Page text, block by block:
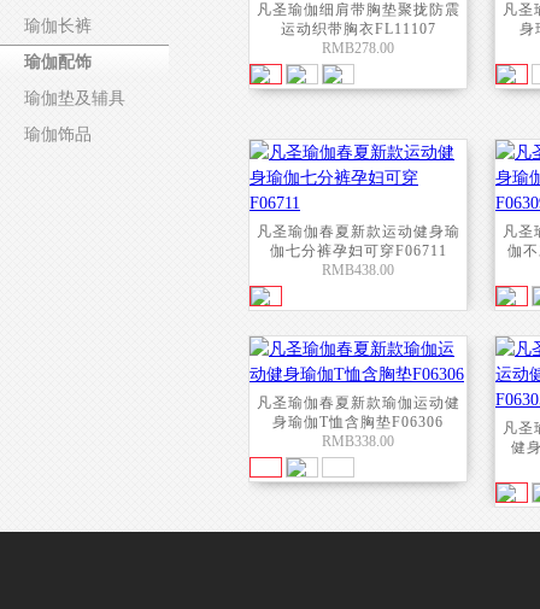
瑜伽长裤
瑜伽配饰
瑜伽垫及辅具
瑜伽饰品
凡圣瑜伽细肩带胸垫聚拢防震
运动织带胸衣FL11107
RMB278.00
凡圣
身
凡圣瑜伽春夏新款运动健身瑜
伽七分裤孕妇可穿F06711
RMB438.00
凡圣
伽
凡圣瑜伽春夏新款瑜伽运动健
身瑜伽T恤含胸垫F06306
RMB338.00
凡圣
健